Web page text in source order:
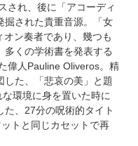
され、後に「アコーディ
掘された貴重音源。「女
ン奏者であり、幾つも
くの学術書を発表する
偉人Pauline Oliveros。精
した、「悲哀の美」と題
環境に身を置いた時に
た、27分の呪術的タイト
トと同じカセットで再